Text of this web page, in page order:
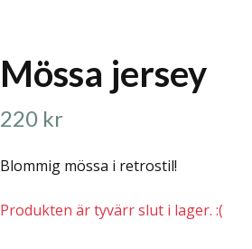
Mössa jersey
220 kr
Blommig mössa i retrostil!
Produkten är tyvärr slut i lager. :(